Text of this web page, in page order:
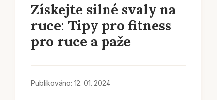
Získejte silné svaly na
ruce: Tipy pro fitness
pro ruce a paže
Publikováno: 12. 01. 2024